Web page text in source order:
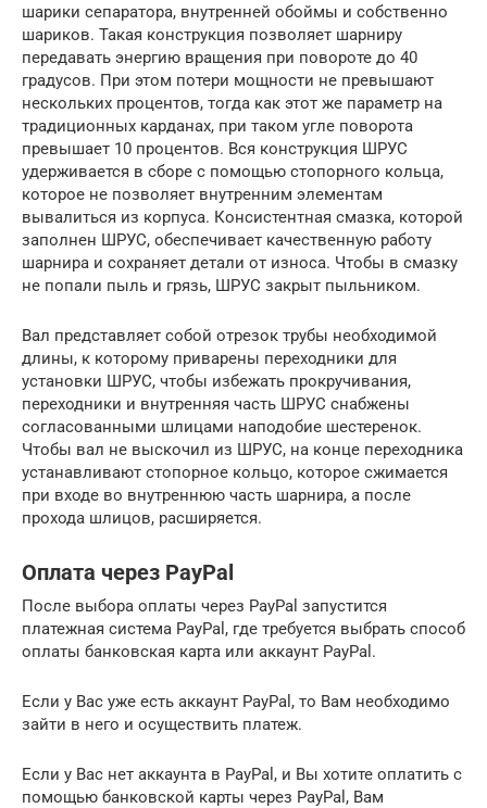
шарики сепаратора, внутренней обоймы и собственно
шариков. Такая конструкция позволяет шарниру
передавать энергию вращения при повороте до 40
градусов. При этом потери мощности не превышают
нескольких процентов, тогда как этот же параметр на
традиционных карданах, при таком угле поворота
превышает 10 процентов. Вся конструкция ШРУС
удерживается в сборе с помощью стопорного кольца,
которое не позволяет внутренним элементам
вывалиться из корпуса. Консистентная смазка, которой
заполнен ШРУС, обеспечивает качественную работу
шарнира и сохраняет детали от износа. Чтобы в смазку
не попали пыль и грязь, ШРУС закрыт пыльником.
Вал представляет собой отрезок трубы необходимой
длины, к которому приварены переходники для
установки ШРУС, чтобы избежать прокручивания,
переходники и внутренняя часть ШРУС снабжены
согласованными шлицами наподобие шестеренок.
Чтобы вал не выскочил из ШРУС, на конце переходника
устанавливают стопорное кольцо, которое сжимается
при входе во внутреннюю часть шарнира, а после
прохода шлицов, расширяется.
Оплата через PayPal
После выбора оплаты через PayPal запустится
платежная система PayPal, где требуется выбрать способ
оплаты банковская карта или аккаунт PayPal.
Если у Вас уже есть аккаунт PayPal, то Вам необходимо
зайти в него и осуществить платеж.
Если у Вас нет аккаунта в PayPal, и Вы хотите оплатить с
помощью банковской карты через PayPal, Вам